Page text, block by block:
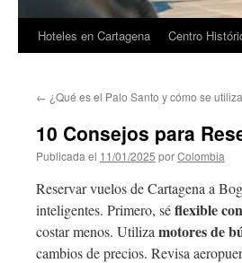
Hoteles en Cartagena Centro
← ¿Qué es el Palo Santo y cómo se
10 Consejos para
Publicada el 11/01/2025 porColombia
Reservar vuelos de Cartagena a
inteligentes. Primero, séflexible
costar menos. Utiliza motores de
cambios de precios. Revisa